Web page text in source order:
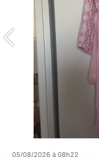
05/08/2026 à 08h22